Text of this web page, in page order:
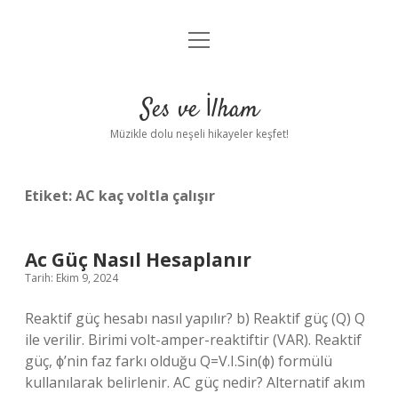
Anasayfa
Yasal Uyarı
menüyü
Ses ve İlham
Müzikle dolu neşeli hikayeler keşfet!
Etiket:AC kaç voltla çalışır
Ac Güç Nasıl Hesaplanır
Tarih: Ekim 9, 2024
Reaktif güç hesabı nasıl yapılır? b) Reaktif güç (Q) Q
ile verilir. Birimi volt-amper-reaktiftir (VAR). Reaktif
güç, ϕ’nin faz farkı olduğu Q=V.I.Sin(ϕ) formülü
kullanılarak belirlenir. AC güç nedir? Alternatif akım